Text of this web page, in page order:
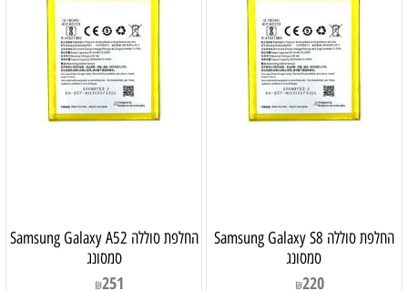
‏החלפת סוללה Samsung Galaxy S8
סמסונג
₪220
‏החלפת סוללה Samsung Galaxy A52
סמסונג
₪251